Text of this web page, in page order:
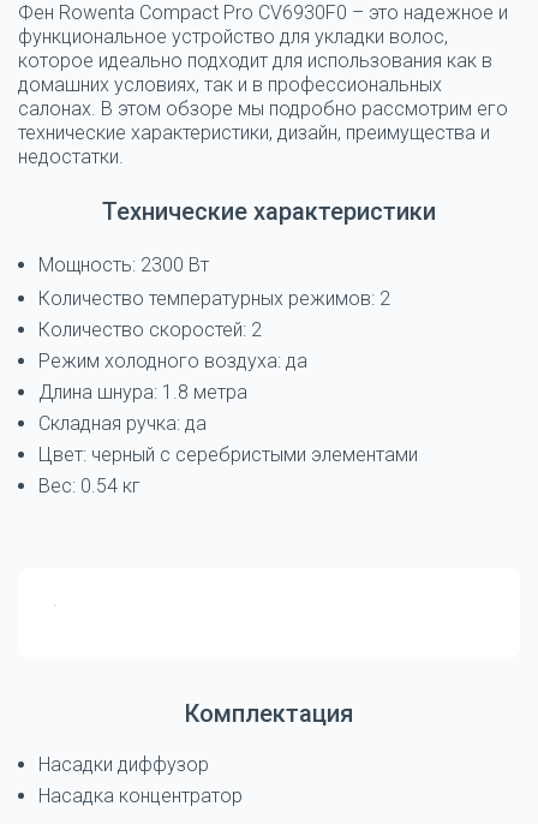
Фен Rowenta Compact Pro CV6930F0 – это надежное и
функциональное устройство для укладки волос,
которое идеально подходит для использования как в
домашних условиях, так и в профессиональных
салонах. В этом обзоре мы подробно рассмотрим его
технические характеристики, дизайн, преимущества и
недостатки.
Технические характеристики
Мощность: 2300 Вт
Количество температурных режимов: 2
Количество скоростей: 2
Режим холодного воздуха: да
Длина шнура: 1.8 метра
Складная ручка: да
Цвет: черный с серебристыми элементами
Вес: 0.54 кг
Комплектация
Насадки диффузор
Насадка концентратор